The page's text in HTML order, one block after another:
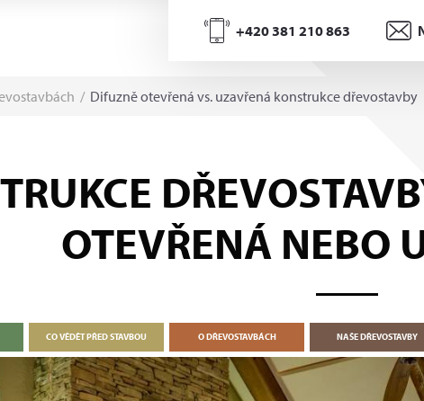
+420 381 210 863
/ Difuzně otevřená vs. uzavřená konstrukce dřevostavby
OTEVŘENÁ NEBO
CO VĚDĚT PŘED STAVBOU O DŘEVOSTAVBÁCH NAŠE DŘEVOSTAVBY